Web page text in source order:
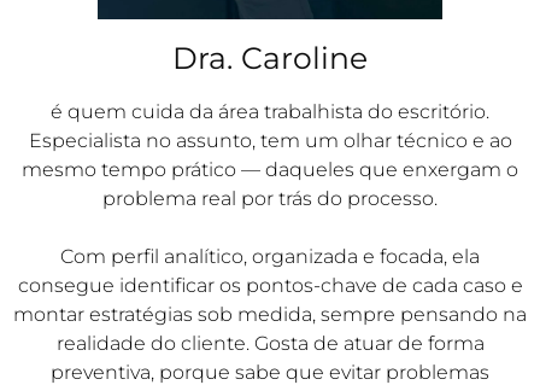
Dra. Caroline
é quem cuida da área trabalhista do escritório.
Especialista no assunto, tem um olhar técnico e ao
mesmo tempo prático — daqueles que enxergam o
problema real por trás do processo.
Com perfil analítico, organizada e focada, ela
consegue identificar os pontos-chave de cada caso e
montar estratégias sob medida, sempre pensando na
realidade do cliente. Gosta de atuar de forma
preventiva, porque sabe que evitar problemas